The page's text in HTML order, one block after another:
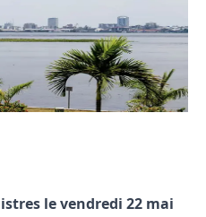
le vendredi 22 mai